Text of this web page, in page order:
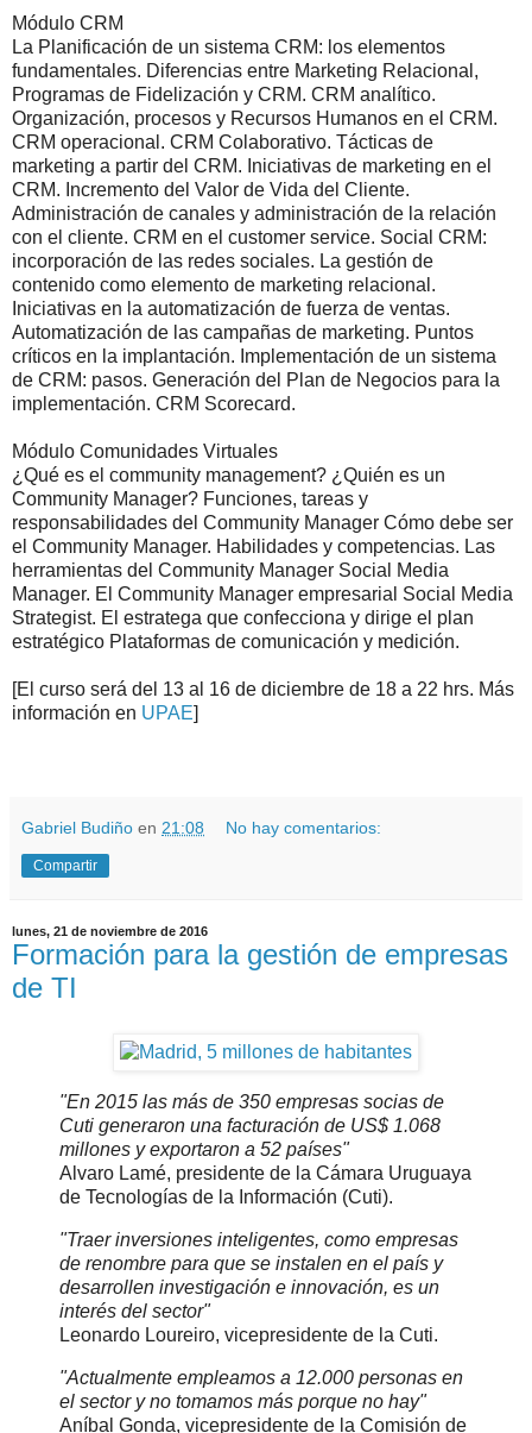
Módulo CRM
La Planificación de un sistema CRM: los elementos
fundamentales. Diferencias entre Marketing Relacional,
Programas de Fidelización y CRM. CRM analítico.
Organización, procesos y Recursos Humanos en el CRM.
CRM operacional. CRM Colaborativo. Tácticas de
marketing a partir del CRM. Iniciativas de marketing en el
CRM. Incremento del Valor de Vida del Cliente.
Administración de canales y administración de la relación
con el cliente. CRM en el customer service. Social CRM:
incorporación de las redes sociales. La gestión de
contenido como elemento de marketing relacional.
Iniciativas en la automatización de fuerza de ventas.
Automatización de las campañas de marketing. Puntos
críticos en la implantación. Implementación de un sistema
de CRM: pasos. Generación del Plan de Negocios para la
implementación. CRM Scorecard.
Módulo Comunidades Virtuales
¿Qué es el community management? ¿Quién es un
Community Manager? Funciones, tareas y
responsabilidades del Community Manager Cómo debe ser
el Community Manager. Habilidades y competencias. Las
herramientas del Community Manager Social Media
Manager. El Community Manager empresarial Social Media
Strategist. El estratega que confecciona y dirige el plan
estratégico Plataformas de comunicación y medición.
[El curso será del 13 al 16 de diciembre de 18 a 22 hrs. Más
información en UPAE]
Gabriel Budiño en 21:08 No hay comentarios:
Compartir
lunes, 21 de noviembre de 2016
Formación para la gestión de empresas
de TI
"En 2015 las más de 350 empresas socias de
Cuti generaron una facturación de US$ 1.068
millones y exportaron a 52 países"
Alvaro Lamé, presidente de la Cámara Uruguaya
de Tecnologías de la Información (Cuti).
"Traer inversiones inteligentes, como empresas
de renombre para que se instalen en el país y
desarrollen investigación e innovación, es un
interés del sector"
Leonardo Loureiro, vicepresidente de la Cuti.
"Actualmente empleamos a 12.000 personas en
el sector y no tomamos más porque no hay"
Aníbal Gonda, vicepresidente de la Comisión de